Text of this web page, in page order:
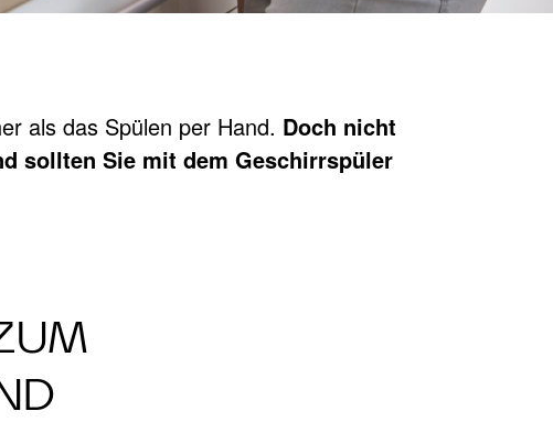
als das Spülen per Hand. Doch nicht
sollten Sie mit dem Geschirrspüler